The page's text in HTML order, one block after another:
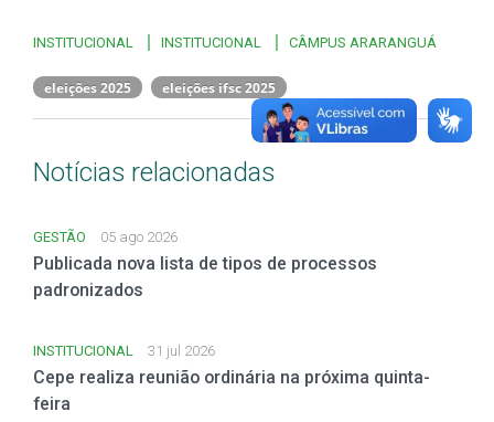
INSTITUCIONAL INSTITUCIONAL CÂMPUS ARARANGUÁ
eleições 2025 eleições ifsc 2025
Notícias relacionadas
GESTÃO 05 ago 2026
Publicada nova lista de tipos de processos
padronizados
INSTITUCIONAL 31 jul 2026
Cepe realiza reunião ordinária na próxima quinta-
feira